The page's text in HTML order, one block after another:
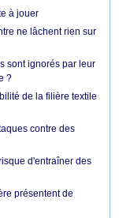
à jouer
ne lâchent rien sur
sont ignorés par leur
?
de la filière textile
contre des
d'entraîner des
présentent de